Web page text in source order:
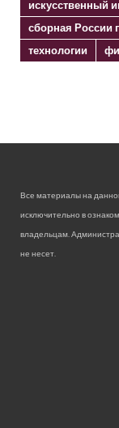
искусственный
сборная России
технологии
Все материалы на
исключительно в
владельцам.
не несет.